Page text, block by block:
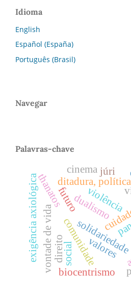
Idioma
English
Español (España)
Português (Brasil)
Navegar
Palavras-chave
violência
ditadura,
solidariedade
comunidade
biocentrismo
dualismo
thanatos
vontade de vida
exigência axiológica futuro
valores
social
direito
júri
cinema